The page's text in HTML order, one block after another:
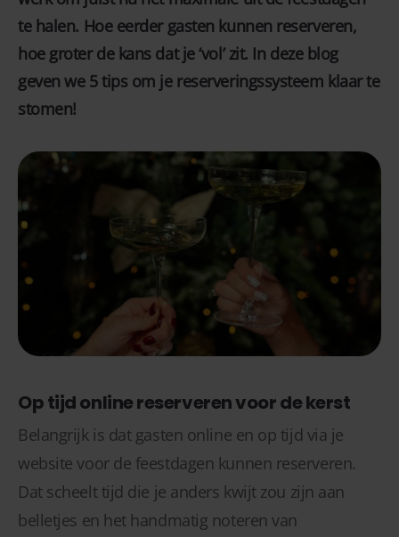
te halen. Hoe eerder gasten kunnen reserveren,
hoe groter de kans dat je ‘vol’ zit. In deze blog
geven we 5 tips om je reserveringssysteem klaar te
stomen!
Op tijd online reserveren voor de kerst
Belangrijk is dat gasten online en op tijd via je
website voor de feestdagen kunnen reserveren.
Dat scheelt tijd die je anders kwijt zou zijn aan
belletjes en het handmatig noteren van